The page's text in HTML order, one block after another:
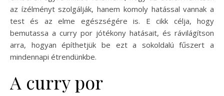
az ízélményt szolgálják, hanem komoly hatással vannak a
test és az elme egészségére is. E cikk célja, hogy
bemutassa a curry por jótékony hatásait, és rávilágítson
arra, hogyan építhetjük be ezt a sokoldalú fűszert a
mindennapi étrendünkbe.
A curry por